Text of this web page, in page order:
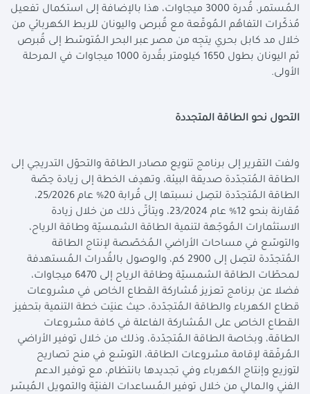
الـمُستمر، قُدرة 3000 ميجاوات، هذا بالإضافة إلى استكمال تفعيل
مُذكّرات التفاهُم الـمُوقّعة مع قُبرص واليونان للربط الكهربائي من
خلال مد كابل بحري يتجِه من مصر عبر البحر الـمُتوسّط إلى قُبرص
ثم اليونان بطول 1650 كيلومتر بقُدرة 1000 ميجاوات في الـمرحلة
الأولى.
التحول نحو الطاقة المتجددة
ولفت التقرير إلى برنامج تنويع مصادر الطاقة والتحوّل التدريجي إلى
الطاقة الـمُتجدّدة صديقة البيئة، وتهدِف الخطة إلى زيادة حِصّة
الطاقة الـمُتجدّدة لتصِل نسبتها إلى قُرابة 20% عام 25/2026،
مُقارنة بنحو 12% عام 23/2024، ويتأتّى ذلك من خلال زيادة
الاستثمارات الـمُوجّهة لتنمية الطاقة الشمسيّة وطاقة الرياح،
والتوسّع في مساحات الأراضي الـمُخصّصة لإنتاج الطاقة
الـمُتجدّدة لتصِل إلى 2900 كم، والوصول بالقُدرات الـمُستهدفة
لـمحطّات الطاقة الشمسيّة وطاقة الرياح إلى 6470 ميجاوات،
فضلا عن برنامج تعزيز مُشاركة القطاع الخاص في مشروعات
قطاع الكهرباء والطاقة الـمُتجدّدة، حيث عنيَت خطة التنمية بتحفيز
القطاع الخاص على الـمُشاركة الفاعلة في كافة مشروعات
الطاقة، وبخاصة الطاقة الـمُتجدّدة، وذلك من خلال توفير الأراضي
الـمُرفّقة لإقامة مشروعات الطاقة، التوسّع في منح تصاريح
لتوزيع وإنتاج الكهرباء وفي تجديدها بانتظام، مع توفير الدعم
الفني والـمالي من خلال توفير الـمُساعدات الفنيّة والتمويل الـمُيسّر